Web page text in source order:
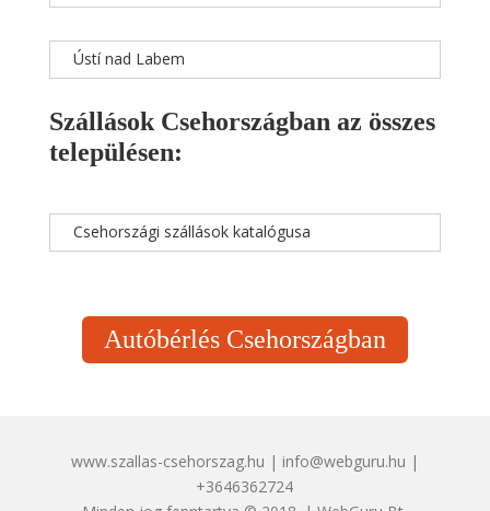
Ústí nad Labem
Szállások Csehországban az összes
településen:
Csehországi szállások katalógusa
Autóbérlés Csehországban
www.szallas-csehorszag.hu | info@webguru.hu |
+3646362724